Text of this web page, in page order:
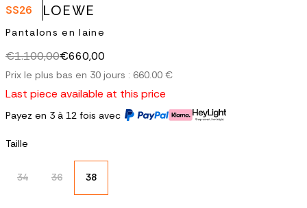
SS26 LOEWE
Pantalons en laine
€1.100,00€660,00
Prix ​​le plus bas en 30 jours : 660.00 €
Last piece available at this price
Payez en 3 à 12 fois avec
Taille
34 36 38